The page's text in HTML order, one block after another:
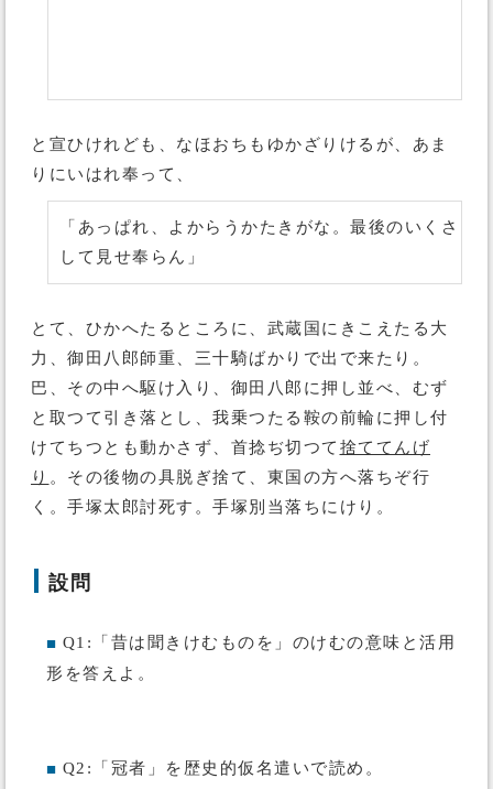
と宣ひけれども、なほおちもゆかざりけるが、あま
りにいはれ奉って、
「あっぱれ、よからうかたきがな。最後のいくさ
して見せ奉らん」
とて、ひかへたるところに、武蔵国にきこえたる大
力、御田八郎師重、三十騎ばかりで出で来たり。
巴、その中へ駆け入り、御田八郎に押し並べ、むず
と取つて引き落とし、我乗つたる鞍の前輪に押し付
けてちつとも動かさず、首捻ぢ切つて 捨ててんげ
り 。その後物の具脱ぎ捨て、東国の方へ落ちぞ行
く。手塚太郎討死す。手塚別当落ちにけり。
設問
■ Q1:「昔は聞きけむものを」のけむの意味と活用
形を答えよ。
■ Q2:「冠者」を歴史的仮名遣いで読め。